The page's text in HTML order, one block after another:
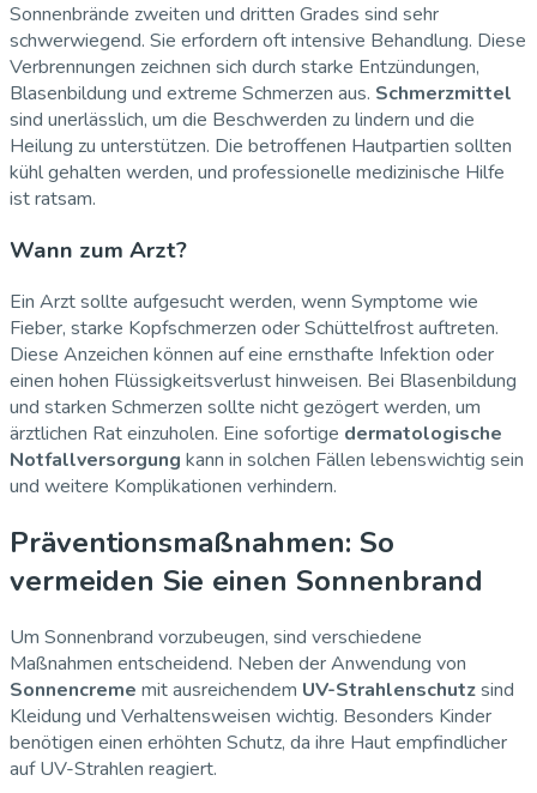
Sonnenbrände zweiten und dritten Grades sind sehr
schwerwiegend. Sie erfordern oft intensive Behandlung. Diese
Verbrennungen zeichnen sich durch starke Entzündungen,
Blasenbildung und extreme Schmerzen aus. Schmerzmittel
sind unerlässlich, um die Beschwerden zu lindern und die
Heilung zu unterstützen. Die betroffenen Hautpartien sollten
kühl gehalten werden, und professionelle medizinische Hilfe
ist ratsam.
Wann zum Arzt?
Ein Arzt sollte aufgesucht werden, wenn Symptome wie
Fieber, starke Kopfschmerzen oder Schüttelfrost auftreten.
Diese Anzeichen können auf eine ernsthafte Infektion oder
einen hohen Flüssigkeitsverlust hinweisen. Bei Blasenbildung
und starken Schmerzen sollte nicht gezögert werden, um
ärztlichen Rat einzuholen. Eine sofortige dermatologische
Notfallversorgung kann in solchen Fällen lebenswichtig sein
und weitere Komplikationen verhindern.
Präventionsmaßnahmen: So
vermeiden Sie einen Sonnenbrand
Um Sonnenbrand vorzubeugen, sind verschiedene
Maßnahmen entscheidend. Neben der Anwendung von
Sonnencreme mit ausreichendem UV-Strahlenschutzsind
Kleidung und Verhaltensweisen wichtig. Besonders Kinder
benötigen einen erhöhten Schutz, da ihre Haut empfindlicher
auf UV-Strahlen reagiert.